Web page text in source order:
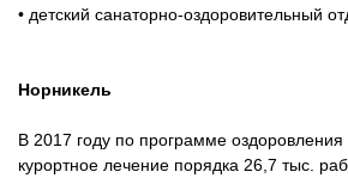
• детский санаторно-оздоровительный
Норникель
В 2017 году по программе
курортное лечение порядка 26,7 тыс.